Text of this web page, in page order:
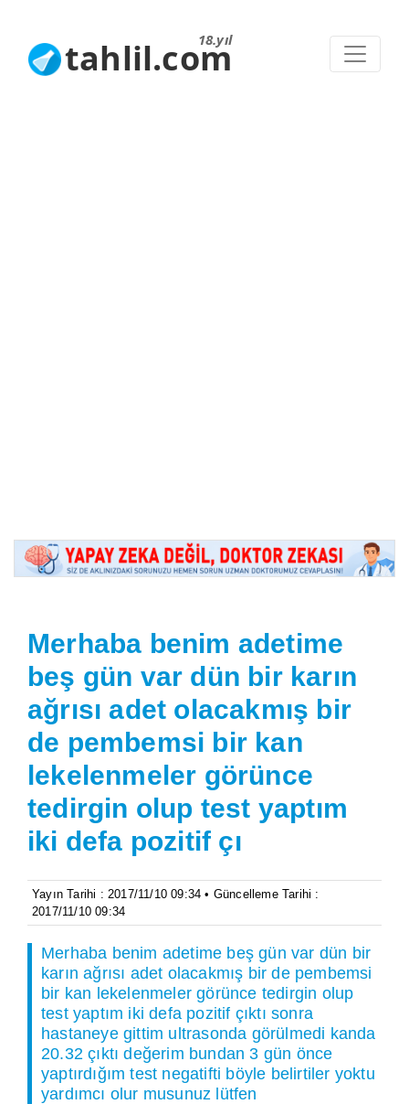
18.yıl
tahlil.com
Merhaba benim adetime
beş gün var dün bir karın
ağrısı adet olacakmış bir
de pembemsi bir kan
lekelenmeler görünce
tedirgin olup test yaptım
iki defa pozitif çı
Yayın Tarihi : 2017/11/10 09:34 • Güncelleme Tarihi :
2017/11/10 09:34
Merhaba benim adetime beş gün var dün bir
karın ağrısı adet olacakmış bir de pembemsi
bir kan lekelenmeler görünce tedirgin olup
test yaptım iki defa pozitif çıktı sonra
hastaneye gittim ultrasonda görülmedi kanda
20.32 çıktı değerim bundan 3 gün önce
yaptırdığım test negatifti böyle belirtiler yoktu
yardımcı olur musunuz lütfen